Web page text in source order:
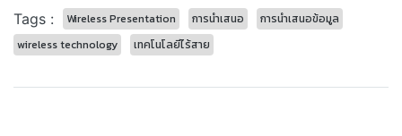
Tags : Wireless Presentation การนำเสนอ
การนำเสนอข้อมูล
wireless technology
เทคโนโลยีไร้สาย